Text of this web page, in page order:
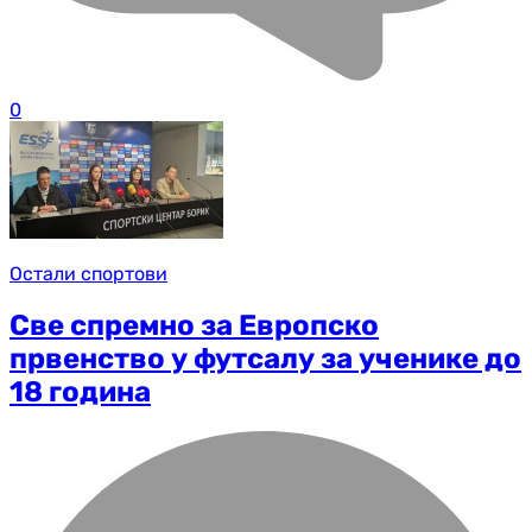
0
Остали спортови
Све спремно за Европско
првенство у футсалу за ученике до
18 година